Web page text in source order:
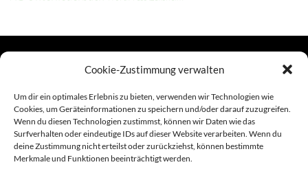
Cookie-Zustimmung verwalten
Um dir ein optimales Erlebnis zu bieten, verwenden wir Technologien wie
Cookies, um Geräteinformationen zu speichern und/oder darauf zuzugreifen.
Wenn du diesen Technologien zustimmst, können wir Daten wie das
Surfverhalten oder eindeutige IDs auf dieser Website verarbeiten. Wenn du
deine Zustimmung nicht erteilst oder zurückziehst, können bestimmte
Merkmale und Funktionen beeinträchtigt werden.
Links
Amiga (alt in Seite)